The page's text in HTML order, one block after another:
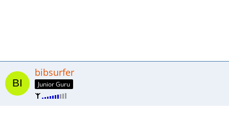
bibsurfer
Junior Guru